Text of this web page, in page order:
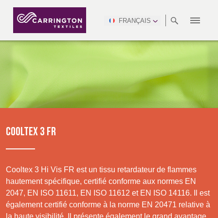
Discover
Products
FRANÇAIS
PROPOS
PRODUCTION
ALLTEX
CTI
MGC
TEAMS
CARRIÈRES
CERTIFICATIONS
RANGÉES
VÊTEMENTS
PROFESSIONNELS
RETARDATEUR DE
FLAMMES
WATERPROOF
FINITIONS
INDUSTRIE
SOINS DE SANTÉ
FABRICATION
HÔTELLERIE ET
LOISIRS
RESPECT DES
NORMES
ENVIRONNEMENT
RAPPORT SUR LE
DÉVELOPPEMENT
NEWSROOM VIDÉOS
TÉLÉCHARGEMENTS
NSC
SAFETY
CONGRESS
& EXPO
DSEI INTERSEC
TAC (1)
TECHTEXTIL
(1)
NAUMD
2026
FUTURE
FORCES
AFRICA &
MIDDLE
EAST
NORTH
AMERICA
SOUTH
AMERICA
ASIA
AUSTRALIA &
MONTENEGRO &
MACEDONIA
CZECH REP,
ESTONIA,
COOLTEX 3 FR
Cooltex 3 Hi Vis FR est un tissu retardateur de flammes
hautement spécifique, certifié conforme aux normes EN
2047, EN ISO 11611, EN ISO 11612 et EN ISO 14116. Il est
également certifié conforme à la norme EN 20471 relative à